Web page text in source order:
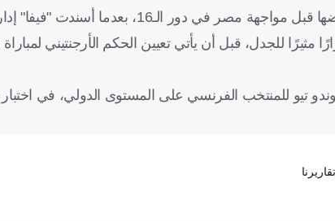
وذكّرت الشبكة الفرنسية بأن الأرجنتين نفسها أبدت اعتراضها قبل
مثيرًا للجدل، قبل أن يأتي تعيين الحكم الأرجنتيني
تيو للمنتخب الفرنسي على المستوى الدولي، في